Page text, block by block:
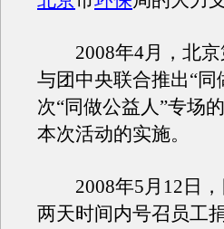
2008年4月，北京
与团中央联合推出“
次“同做公益人”专场
本次活动的实施。
2008年5月12日，
两天时间内号召员工